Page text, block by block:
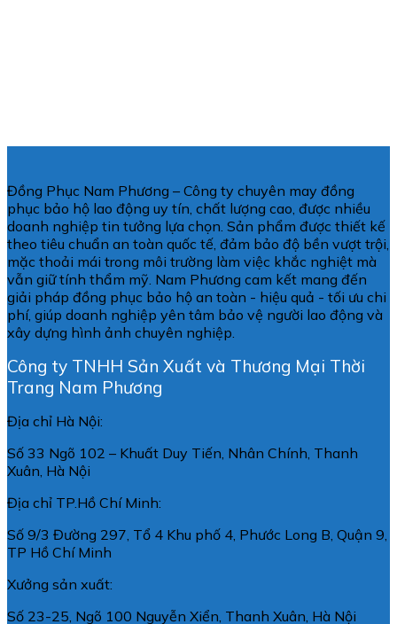
Đồng Phục Nam Phương – Công ty chuyên may đồng
phục bảo hộ lao động uy tín, chất lượng cao, được nhiều
doanh nghiệp tin tưởng lựa chọn. Sản phẩm được thiết kế
theo tiêu chuẩn an toàn quốc tế, đảm bảo độ bền vượt trội,
mặc thoải mái trong môi trường làm việc khắc nghiệt mà
vẫn giữ tính thẩm mỹ. Nam Phương cam kết mang đến
giải pháp đồng phục bảo hộ an toàn - hiệu quả - tối ưu chi
phí, giúp doanh nghiệp yên tâm bảo vệ người lao động và
xây dựng hình ảnh chuyên nghiệp.
Công ty TNHH Sản Xuất và Thương Mại Thời
Trang Nam Phương
Địa chỉ Hà Nội:
Số 33 Ngõ 102 – Khuất Duy Tiến, Nhân Chính, Thanh
Xuân, Hà Nội
Địa chỉ TP.Hồ Chí Minh:
Số 9/3 Đường 297, Tổ 4 Khu phố 4, Phước Long B, Quận 9,
TP Hồ Chí Minh
Xưởng sản xuất:
Số 23-25, Ngõ 100 Nguyễn Xiển, Thanh Xuân, Hà Nội